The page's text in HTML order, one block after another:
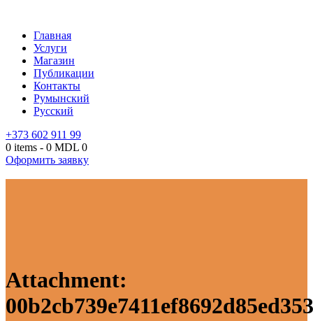
Главная
Услуги
Магазин
Публикации
Контакты
Румынский
Русский
+373 602 911 99
0 items - 0 MDL 0
Оформить заявку
Attachment: